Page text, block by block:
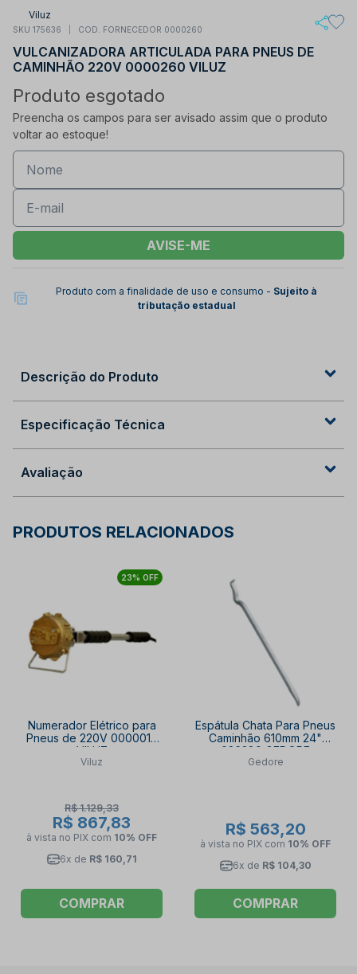
Viluz
SKU 175636 COD. FORNECEDOR 0000260
VULCANIZADORA ARTICULADA PARA PNEUS DE
CAMINHÃO 220V 0000260 VILUZ
Produto esgotado
Preencha os campos para ser avisado assim que o produto
voltar ao estoque!
AVISE-ME
Produto com a finalidade de uso e consumo - Sujeito à
tributação estadual
Descrição do Produto
Especificação Técnica
Avaliação
PRODUTOS RELACIONADOS
23% OFF
Numerador Elétrico para
Pneus de 220V 0000015
VILUZ
Viluz
R$ 1.129,33
R$ 867,83
à vista no PIX com 10% OFF
6x de R$ 160,71
COMPRAR
Espátula Chata Para Pneus
Caminhão 610mm 24"
026380 GEDORE
Gedore
R$ 563,20
à vista no PIX com 10% OFF
6x de R$ 104,30
COMPRAR